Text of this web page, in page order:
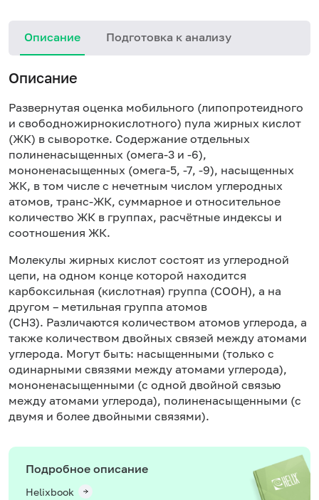
Описание Подготовка к анализу
Описание
Развернутая оценка мобильного (липопротеидного
и свободножирнокислотного) пула жирных кислот
(ЖК) в сыворотке. Содержание отдельных
полиненасыщенных (омега-3 и -6),
мононенасыщенных (омега-5, -7, -9), насыщенных
ЖК, в том числе с нечетным числом углеродных
атомов, транс-ЖК, суммарное и относительное
количество ЖК в группах, расчётные индексы и
соотношения ЖК.
Молекулы жирных кислот состоят из углеродной
цепи, на одном конце которой находится
карбоксильная (кислотная) группа (СООН), а на
другом – метильная группа атомов
(СН3). Различаются количеством атомов углерода, а
также количеством двойных связей между атомами
углерода. Могут быть: насыщенными (только с
одинарными связями между атомами углерода),
мононенасыщенными (с одной двойной связью
между атомами углерода), полиненасыщенными (с
двумя и более двойными связями).
Подробное описание
Helixbook